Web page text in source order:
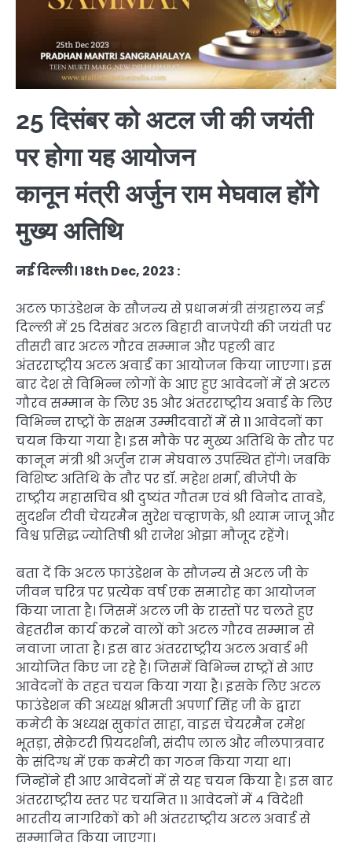
25 दिसंबर को अटल जी की जयंती
पर होगा यह आयोजन
कानून मंत्री अर्जुन राम मेघवाल होंगे
मुख्य अतिथि
नई दिल्ली। 18th Dec, 2023 :
अटल फाउंडेशन के सौजन्य से प्रधानमंत्री संग्रहालय नई
दिल्ली में 25 दिसंबर अटल बिहारी वाजपेयी की जयंती पर
तीसरी बार अटल गौरव सम्मान और पहली बार
अंतरराष्ट्रीय अटल अवार्ड का आयोजन किया जाएगा। इस
बार देश से विभिन्न लोगों के आए हुए आवेदनों में से अटल
गौरव सम्मान के लिए 35 और अंतरराष्ट्रीय अवार्ड के लिए
विभिन्न राष्ट्रों के सक्षम उम्मीदवारों में से 11 आवेदनों का
चयन किया गया है। इस मौके पर मुख्य अतिथि के तौर पर
कानून मंत्री श्री अर्जुन राम मेघवाल उपस्थित होंगे। जबकि
विशिष्ट अतिथि के तौर पर डॉ. महेश शर्मा, बीजेपी के
राष्ट्रीय महासचिव श्री दुष्यंत गौतम एवं श्री विनोद तावडे,
सुदर्शन टीवी चेयरमैन सुरेश चव्हाणके, श्री श्याम जाजू और
विश्व प्रसिद्ध ज्योतिषी श्री राजेश ओझा मौजूद रहेंगे।
बता दें कि अटल फाउंडेशन के सौजन्य से अटल जी के
जीवन चरित्र पर प्रत्येक वर्ष एक समारोह का आयोजन
किया जाता है। जिसमें अटल जी के रास्तों पर चलते हुए
बेहतरीन कार्य करने वालों को अटल गौरव सम्मान से
नवाजा जाता है। इस बार अंतरराष्ट्रीय अटल अवार्ड भी
आयोजित किए जा रहे हैं। जिसमें विभिन्न राष्ट्रों से आए
आवेदनों के तहत चयन किया गया है। इसके लिए अटल
फाउंडेशन की अध्यक्ष श्रीमती अपर्णा सिंह जी के द्वारा
कमेटी के अध्यक्ष सुकांत साहा, वाइस चेयरमैन रमेश
भूतड़ा, सेक्रेटरी प्रियदर्शनी, संदीप लाल और नीलपात्रवार
के संदिग्ध में एक कमेटी का गठन किया गया था।
जिन्होंने ही आए आवेदनों में से यह चयन किया है। इस बार
अंतरराष्ट्रीय स्तर पर चयनित 11 आवेदनों में 4 विदेशी
भारतीय नागरिकों को भी अंतरराष्ट्रीय अटल अवार्ड से
सम्मानित किया जाएगा।